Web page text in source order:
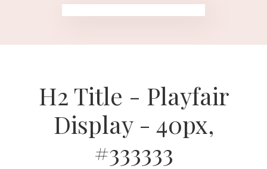
H2 Title - Playfair
Display - 40px,
#333333